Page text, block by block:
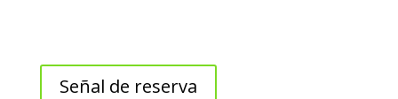
Señal de reserva